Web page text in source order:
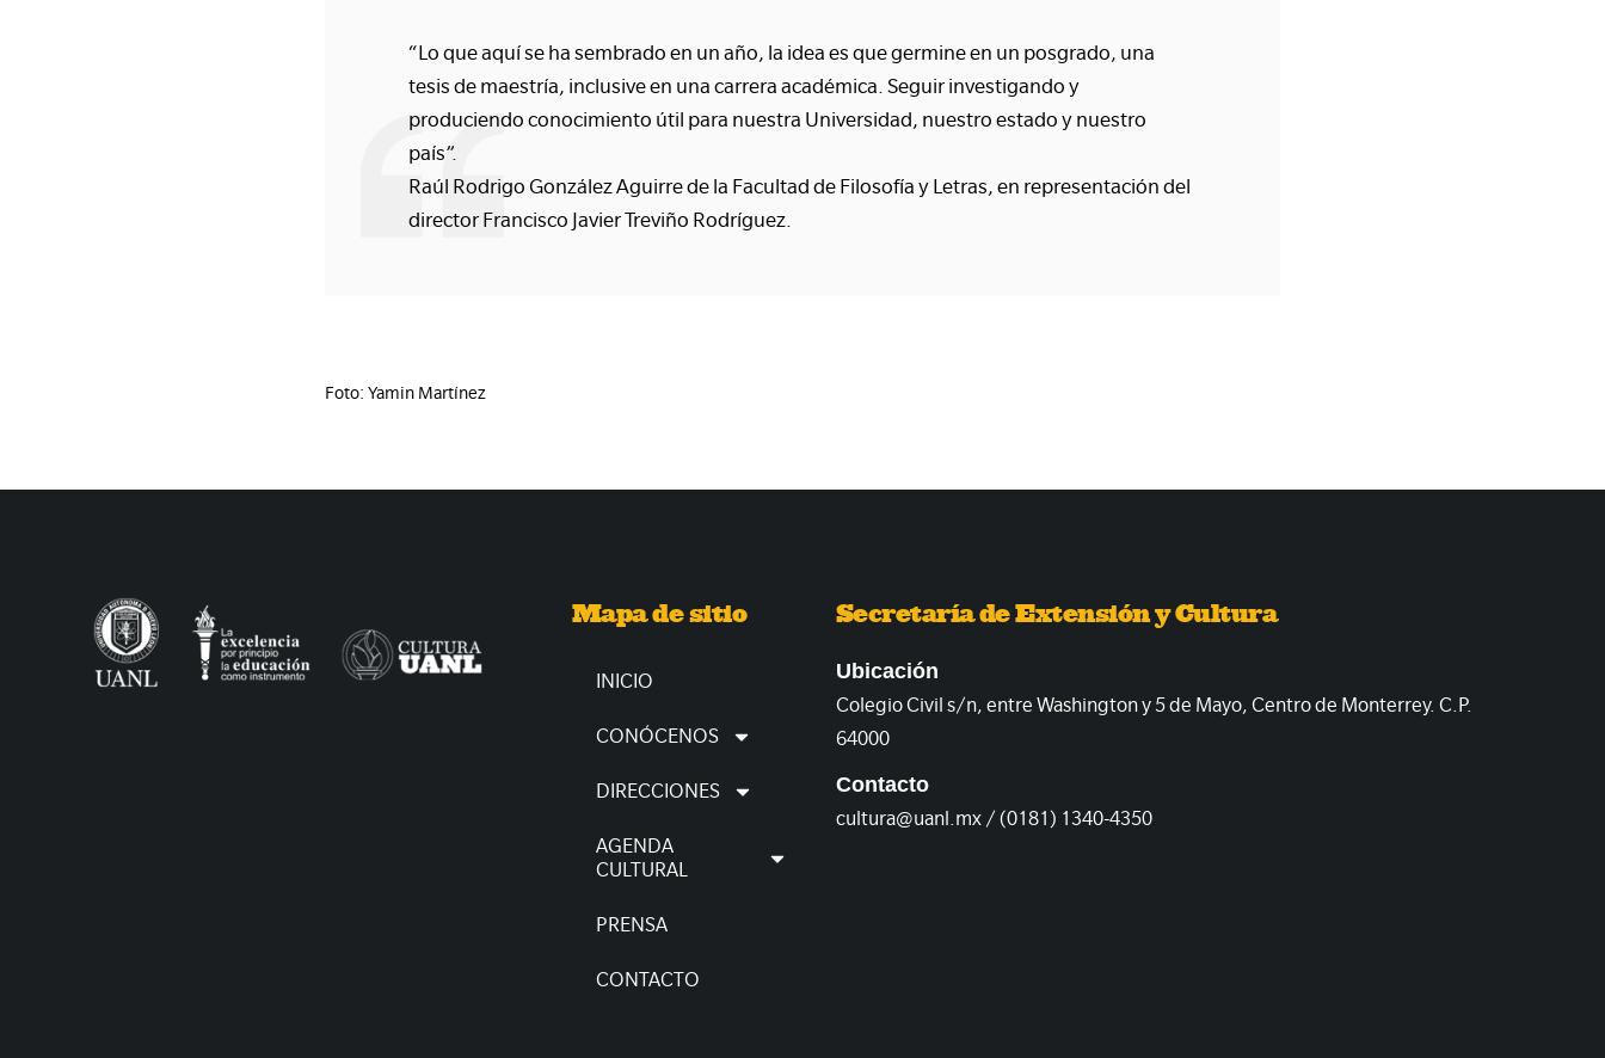
“Lo que aquí se ha sembrado en un año, la idea es que germine en un posgrado, una
tesis de maestría, inclusive en una carrera académica. Seguir investigando y
produciendo conocimiento útil para nuestra Universidad, nuestro estado y nuestro
país”.
Raúl Rodrigo González Aguirre de la Facultad de Filosofía y Letras, en representación del
director Francisco Javier Treviño Rodríguez.
Foto: Yamin Martínez
Mapa de sitio
INICIO
CONÓCENOS
DIRECCIONES
AGENDA
CULTURAL
PRENSA
CONTACTO
Secretaría de Extensión y Cultura
Ubicación
Colegio Civil s/n, entre Washington y 5 de Mayo, Centro de Monterrey. C.P.
64000
Contacto
cultura@uanl.mx / (0181) 1340-4350